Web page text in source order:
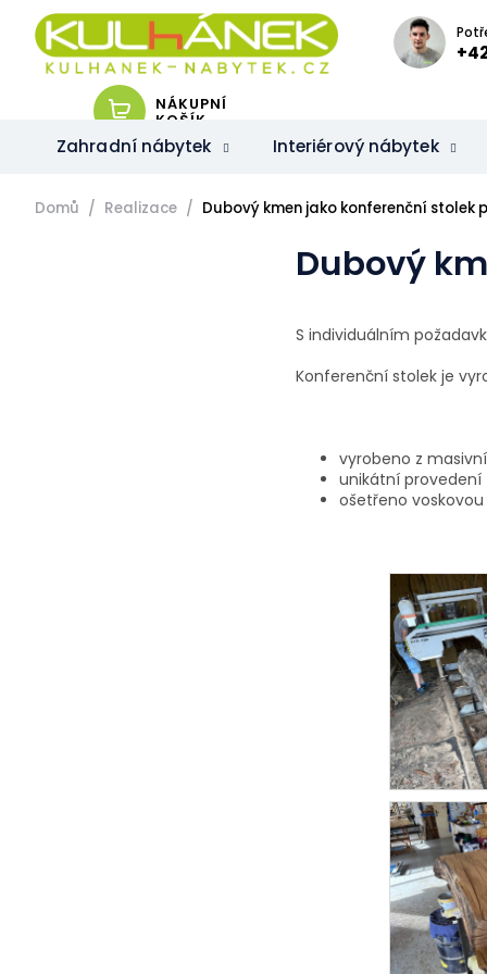
obsah
NÁKUPNÍ
KOŠÍK
Zahradní nábytek Interiérový nábytek
Domů Realizace Dubový kmen jako konferenční stolek
Dubový
S individuálním
Konferenční stolek je
vyrobeno z
unikátní provedení
ošetřeno